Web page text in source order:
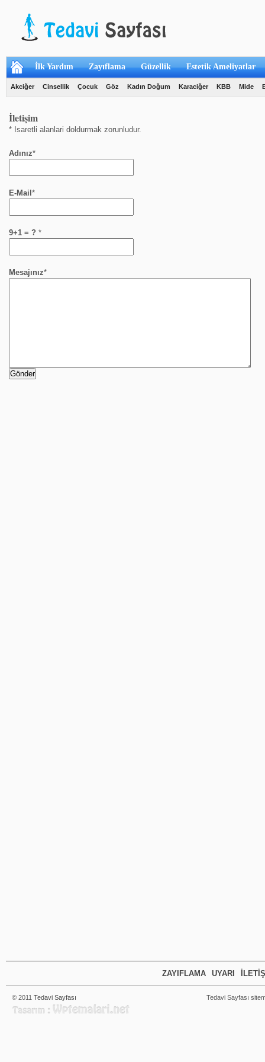
İlk Yardım Zayıflama Güzellik Estetik Ameliyatlar
Akciğer Cinsellik Çocuk Göz Kadın Doğum Karaciğer KBB Mide
İletişim
* Isaretli alanlari doldurmak zorunludur.
Adınız*
E-Mail *
9+1 = ? *
Mesajınız*
ZAYIFLAMA UYARI
© 2011 Tedavi Sayfası Tedavi Sayfası